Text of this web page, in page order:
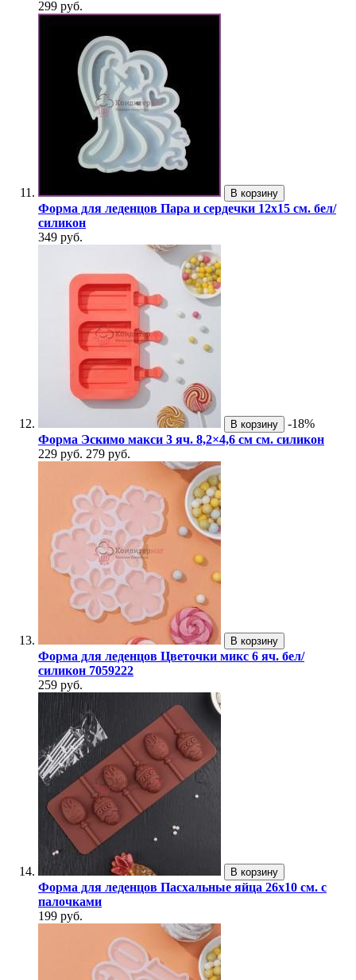
299 руб.
В корзину
Форма для леденцов Пара и сердечки 12х15 см. бел/
силикон
349 руб.
В корзину
-18%
Форма Эскимо макси 3 яч. 8,2×4,6 см см. силикон
229 руб. 279 руб.
В корзину
Форма для леденцов Цветочки микс 6 яч. бел/
силикон 7059222
259 руб.
В корзину
Форма для леденцов Пасхальные яйца 26х10 см. с
палочками
199 руб.